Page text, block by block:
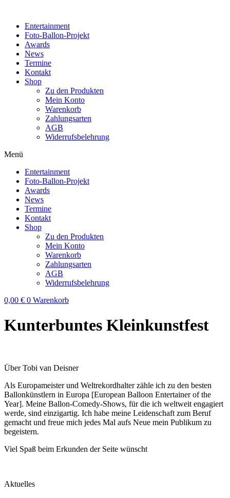
wechselnEntertainment
Foto-Ballon-Projekt
Awards
News
Termine
Kontakt
Shop
Zu den Produkten
Mein Konto
Warenkorb
Zahlungsarten
AGB
Widerrufsbelehrung
Menü
Entertainment
Foto-Ballon-Projekt
Awards
News
Termine
Kontakt
Shop
Zu den Produkten
Mein Konto
Warenkorb
Zahlungsarten
AGB
Widerrufsbelehrung
0,00 € 0 Warenkorb
Kunterbuntes Kleinkunstfest
Über Tobi van Deisner
Als Europameister und Weltrekordhalter zähle ich zu den besten
Ballonkünstlern in Europa [European Balloon Entertainer of the
Year]. Meine Ballon-Comedy-Shows, für die ich weltweit engagiert
werde, sind einzigartig. Ich habe meine Leidenschaft zum Beruf
gemacht und freue mich jedes Mal aufs Neue mein Publikum zu
begeistern.
Viel Spaß beim Erkunden der Seite wünscht
Aktuelles